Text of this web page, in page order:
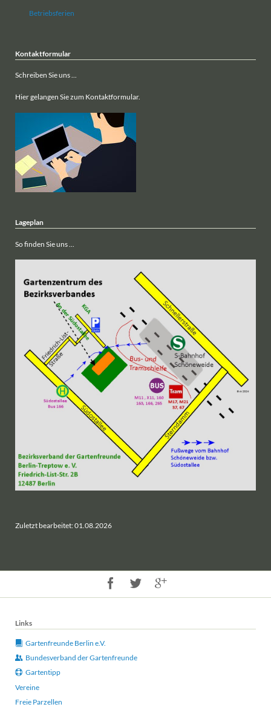
Betriebsferien
Kontaktformular
Schreiben Sie uns ...
Hier gelangen Sie zum Kontaktformular.
Lageplan
So finden Sie uns ...
Zuletzt bearbeitet: 01.08.2026
Links
Gartenfreunde Berlin e.V.
Bundesverband der Gartenfreunde
Gartentipp
Vereine
Freie Parzellen